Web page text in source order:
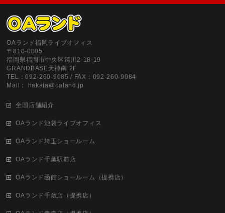
OAランド福岡ライブオフィス
〒810-0005
福岡県福岡市中央区清川2-18-19
GRANDBASE天神南 2F
TEL：092-260-9085 / FAX：092-260-9084
Mail： hakata@oaland.jp
全国店舗紹介
OAランド池袋ライブオフィス
OAランド埼玉ショールーム
OAランド千葉駅前店
OAランド函館ショールーム（提携店）
OAランド千歳店（提携店）